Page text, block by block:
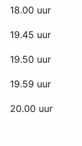
18.00 uur
19.45 uur
19.50 uur
19.59 uur
20.00 uur